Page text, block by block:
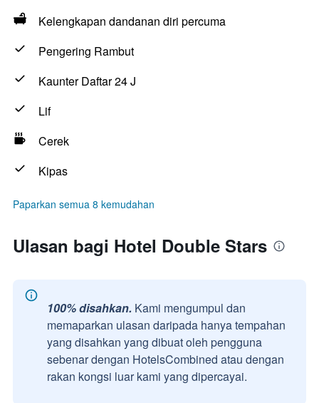
Kelengkapan dandanan diri percuma
Pengering Rambut
Kaunter Daftar 24 J
Lif
Cerek
Kipas
Paparkan semua 8 kemudahan
Ulasan bagi Hotel Double Stars
100% disahkan. Kami mengumpul dan
memaparkan ulasan daripada hanya tempahan
yang disahkan yang dibuat oleh pengguna
sebenar dengan HotelsCombined atau dengan
rakan kongsi luar kami yang dipercayai.